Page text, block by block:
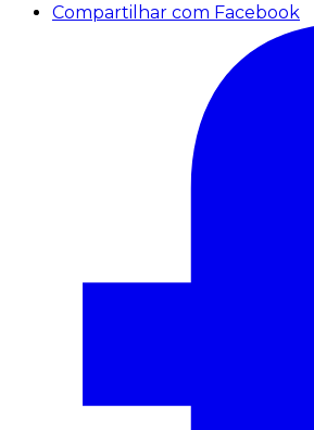
Compartilhar com Facebook